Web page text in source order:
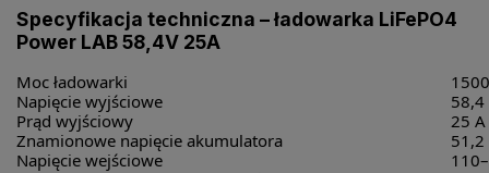
Specyfikacja techniczna – ładowarka LiFePO4
Power LAB 58,4V 25A
Moc ładowarki
Napięcie wyjściowe
58,4
Prąd wyjściowy
25 A
Znamionowe napięcie akumulatora
51,2
Napięcie wejściowe